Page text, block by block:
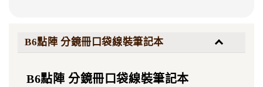
B6點陣 分鏡冊口袋線裝筆記本
B6點陣 分鏡冊口袋線裝筆記本